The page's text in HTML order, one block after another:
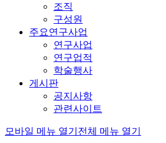
조직
구성원
주요연구사업
연구사업
연구업적
학술행사
게시판
공지사항
관련사이트
모바일 메뉴 열기 전체 메뉴 열기